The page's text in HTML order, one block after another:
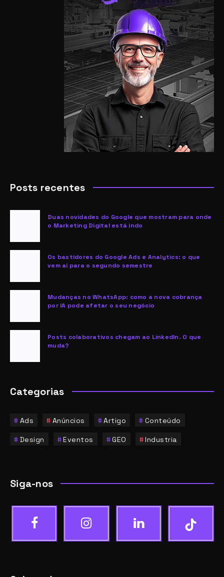
Posts recentes
Duas novidades do Google que mostram para onde
o Marketing Digital está indo
Os bastidores do Google Ads e Analytics: o que
vem aí para o segundo semestre
Mudanças no WhatsApp: como a nova cobrança
por IA pode afetar o seu negócio
Posts colaborativos chegam ao LinkedIn. O que
muda?
Categorias
Ads Anúncios Artigo Conteúdo
Design Eventos GEO Industria
Siga-nos